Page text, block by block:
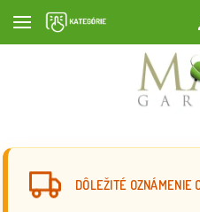
DÔLEŽITÉ OZNÁMENIE